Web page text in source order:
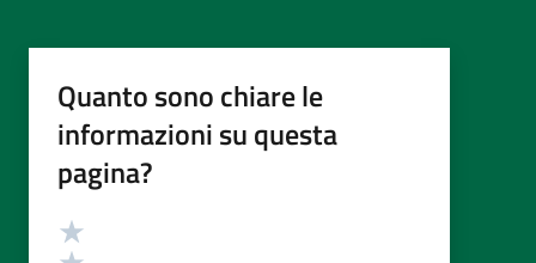
Quanto sono chiare le
informazioni su questa
pagina?
Valutazione